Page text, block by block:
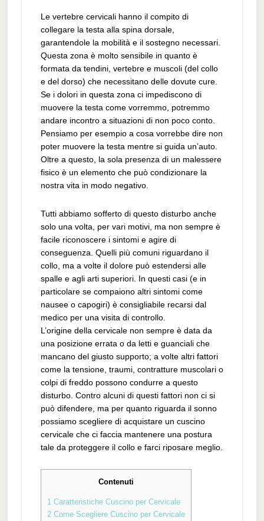
Le vertebre cervicali hanno il compito di
collegare la testa alla spina dorsale,
garantendole la mobilità e il sostegno necessari.
Questa zona è molto sensibile in quanto è
formata da tendini, vertebre e muscoli (del collo
e del dorso) che necessitano delle dovute cure.
Se i dolori in questa zona ci impediscono di
muovere la testa come vorremmo, potremmo
andare incontro a situazioni di non poco conto.
Pensiamo per esempio a cosa vorrebbe dire non
poter muovere la testa mentre si guida un’auto.
Oltre a questo, la sola presenza di un malessere
fisico è un elemento che può condizionare la
nostra vita in modo negativo.
Tutti abbiamo sofferto di questo disturbo anche
solo una volta, per vari motivi, ma non sempre è
facile riconoscere i sintomi e agire di
conseguenza. Quelli più comuni riguardano il
collo, ma a volte il dolore può estendersi alle
spalle e agli arti superiori. In questi casi (e in
particolare se compaiono altri sintomi come
nausee o capogiri) è consigliabile recarsi dal
medico per una visita di controllo.
L’origine della cervicale non sempre è data da
una posizione errata o da letti e guanciali che
mancano del giusto supporto; a volte altri fattori
come la tensione, traumi, contratture muscolari o
colpi di freddo possono condurre a questo
disturbo. Contro alcuni di questi fattori non ci si
può difendere, ma per quanto riguarda il sonno
possiamo scegliere di acquistare un cuscino
cervicale che ci faccia mantenere una postura
tale da proteggere il collo e farci riposare meglio.
Contenuti
1Caratteristiche Cuscino per Cervicale
2Come Scegliere Cuscino per Cervicale